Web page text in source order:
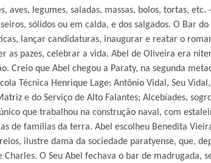
aves, legumes, saladas, massas, bolos, tortas, etc.
sólidos ou em calda, e dos salgados. O Bar
lançar candidaturas, inaugurar e reatar o
pazes, celebrar a vida. Abel de Oliveira era
que Abel chegou a Paraty, na segunda
Técnica Henrique Lage: Antônio Vidal, Seu
e do Serviço de Alto Falantes; Alcebíades,
que trabalhou na construção naval, com
de famílias da terra. Abel escolheu Benedita
ilustre dama da sociedade paratyense, que,
O Seu Abel fechava o bar de madrugada,